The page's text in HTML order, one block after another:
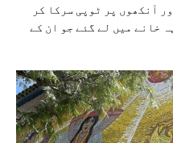
آنکھوں پر ٹوپی سرکا کر
خانے میں لے گئے جو ان کے